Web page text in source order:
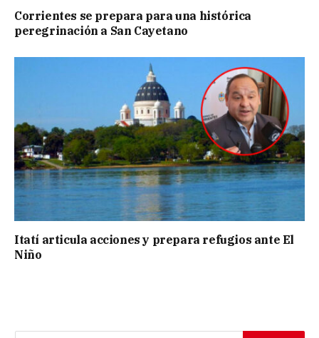
Corrientes se prepara para una histórica
peregrinación a San Cayetano
Itatí articula acciones y prepara refugios ante El
Niño